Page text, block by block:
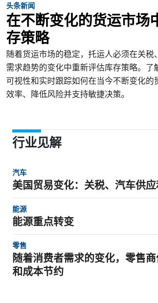
头条新闻
在不断变化的货运市场
存策略
随着货运市场的稳定，托运人必须在关税
需求趋势的变化中重新评估库存策略。了
可视性和实时跟踪如何在当今不断变化的
效率、降低风险并支持敏捷决策。
行业见解
汽车
美国贸易变化：关税、汽车供
能源
能源重点转变
零售
随着消费者需求的变化，零售
和成本节约